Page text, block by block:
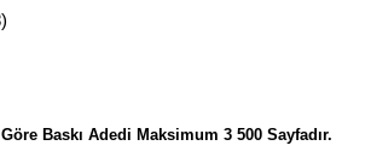
Baskı Adedi Maksimum 3 500 Sayfadır.